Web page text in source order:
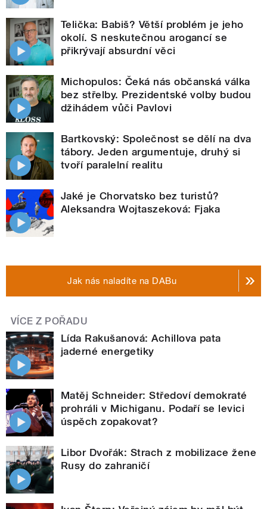
Telička: Babiš? Větší problém je jeho
okolí. S neskutečnou arogancí se
přikrývají absurdní věci
Michopulos: Čeká nás občanská válka
bez střelby. Prezidentské volby budou
džihádem vůči Pavlovi
Bartkovský: Společnost se dělí na dva
tábory. Jeden argumentuje, druhý si
tvoří paralelní realitu
Jaké je Chorvatsko bez turistů?
Aleksandra Wojtaszeková: Fjaka
Jak nás naladíte na DABu
VÍCE Z POŘADU
Lída Rakušanová: Achillova pata
jaderné energetiky
Matěj Schneider: Středoví demokraté
prohráli v Michiganu. Podaří se levici
úspěch zopakovat?
Libor Dvořák: Strach z mobilizace žene
Rusy do zahraničí